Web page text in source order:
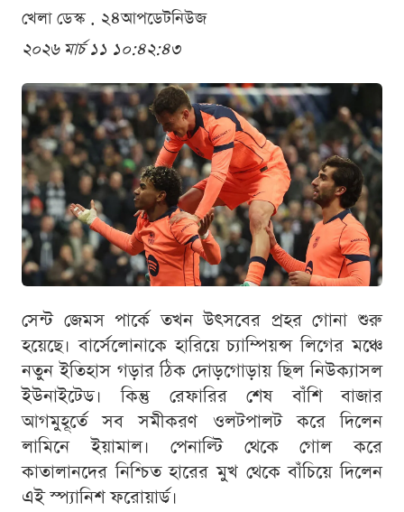
খেলা ডেস্ক . ২৪আপডেটনিউজ
২০২৬ মার্চ ১১ ১০:৪২:৪৩
সেন্ট জেমস পার্কে তখন উৎসবের প্রহর গোনা শুরু
হয়েছে। বার্সেলোনাকে হারিয়ে চ্যাম্পিয়ন্স লিগের মঞ্চে
নতুন ইতিহাস গড়ার ঠিক দোড়গোড়ায় ছিল নিউক্যাসল
ইউনাইটেড। কিন্তু রেফারির শেষ বাঁশি বাজার
আগমুহূর্তে সব সমীকরণ ওলটপালট করে দিলেন
লামিনে ইয়ামাল। পেনাল্টি থেকে গোল করে
কাতালানদের নিশ্চিত হারের মুখ থেকে বাঁচিয়ে দিলেন
এই স্প্যানিশ ফরোয়ার্ড।